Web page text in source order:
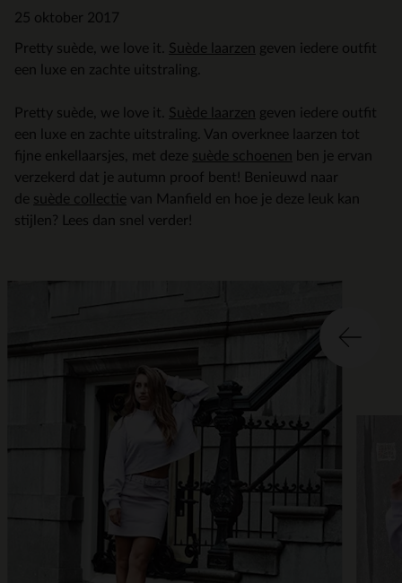
25 oktober 2017
Pretty suède, we love it. Suède laarzen geven iedere outfit
een luxe en zachte uitstraling.
Pretty suède, we love it. Suède laarzen geven iedere outfit
een luxe en zachte uitstraling. Van overknee laarzen tot
fijne enkellaarsjes, met deze suède schoenen ben je ervan
verzekerd dat je autumn proof bent! Benieuwd naar
de suède collectie van Manfield en hoe je deze leuk kan
stijlen? Lees dan snel verder!
Item